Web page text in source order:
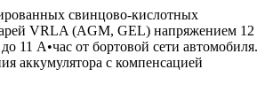
свинцово-кислотных
VRLA (AGM, GEL) напряжением 12
11 А•час от бортовой сети автомобиля.
аккумулятора с компенсацией